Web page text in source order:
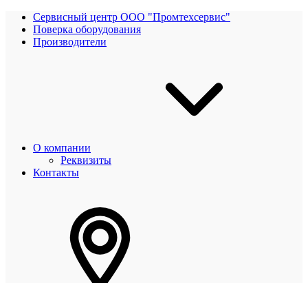
Сервисный центр ООО "Промтехсервис"
Поверка оборудования
Производители
О компании
Реквизиты
Контакты